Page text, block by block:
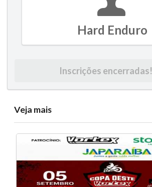
Hard Enduro
Inscrições encerradas!
Veja mais